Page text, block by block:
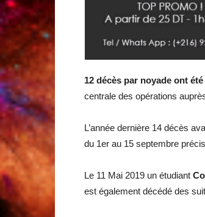
12 décès par noyade ont
centrale des opérations
L’année dernière 14 décès
du 1er au 15 septembre
Le 11 Mai 2019 un étudiant
est également décédé des